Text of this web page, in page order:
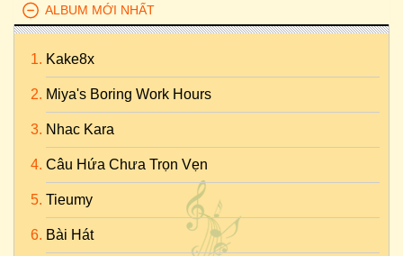
ALBUM MỚI NHẤT
Kake8x
Miya's Boring Work Hours
Nhac Kara
Câu Hứa Chưa Trọn Vẹn
Tieumy
Bài Hát